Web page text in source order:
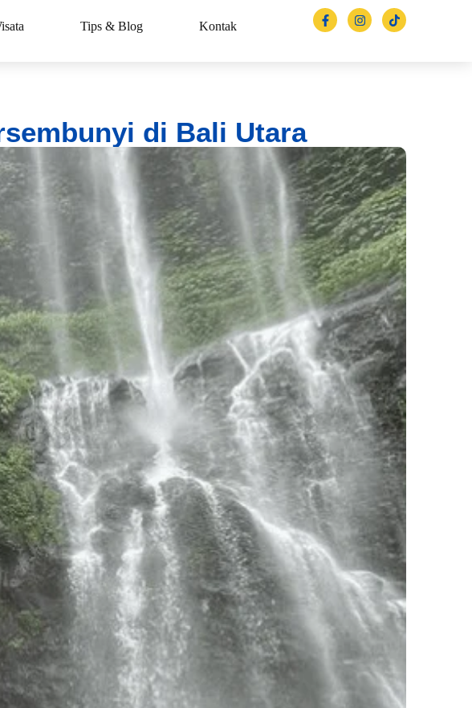
Tips & Blog Kontak
di Bali Utara